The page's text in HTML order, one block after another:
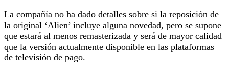
La compañía no ha dado detalles sobre si la reposición de
la original ‘Alien’ incluye alguna novedad, pero se supone
que estará al menos remasterizada y será de mayor calidad
que la versión actualmente disponible en las plataformas
de televisión de pago.